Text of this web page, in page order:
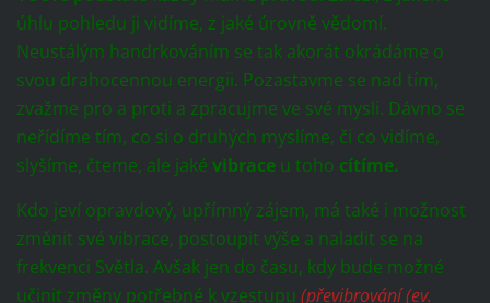
úhlu pohledu ji vidíme, z jaké úrovně vědomí.
Neustálým handrkováním se tak akorát okrádáme o
svou drahocennou energii. Pozastavme se nad tím,
zvažme pro a proti a zpracujme ve své mysli. Dávno se
neřídíme tím, co si o druhých myslíme, či co vidíme,
slyšíme, čteme, ale jaké vibraceu toho cítíme.
Kdo jeví opravdový, upřímný zájem, má také i možnost
změnit své vibrace, postoupit výše a naladit se na
frekvenci Světla. Avšak jen do času, kdy bude možné
učinit změny potřebné k vzestupu (převibrování (ev.